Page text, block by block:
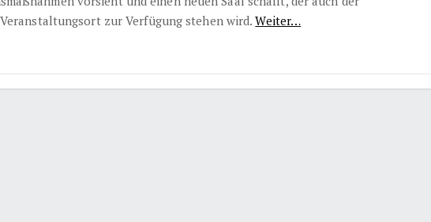
zur Verfügung stehen wird.Weiter…